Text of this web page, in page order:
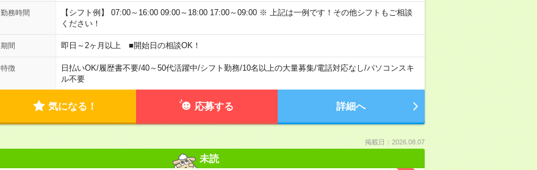
勤務時間
【シフト例】 07:00～16:00 09:00～18:00 17:00～09:00 ※ 上記は一例です！その他シフトもご相談
ください！
期間 即日～2ヶ月以上 ■開始日の相談OK！
特徴 日払いOK/履歴書不要/40～50代活躍中/シフト勤務/10名以上の大量募集/電話対応なし/パソコンスキ
ル不要
気になる！ 応募する 詳細へ
掲載日：2026.08.07
未読